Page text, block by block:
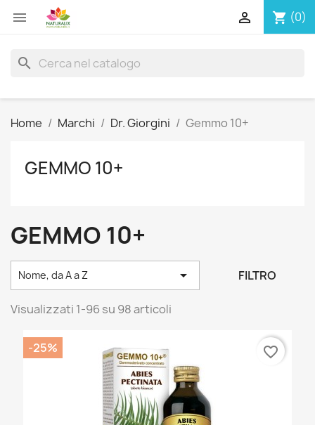
 shopping_cart (0)

search
Home Marchi Dr. Giorgini Gemmo 10+
GEMMO 10+
GEMMO 10+
Nome, da A a Z  FILTRO
Visualizzati 1-96 su 98 articoli
-25% favorite_border